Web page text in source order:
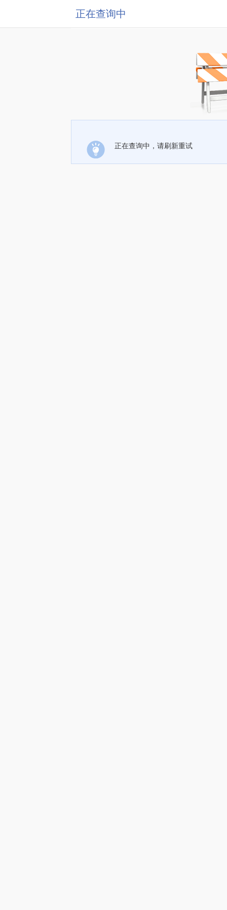
正在查询中
正在查询中，请刷新重试